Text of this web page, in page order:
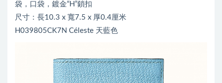
袋，口袋，鍍金“H”鎖扣
尺寸：長10.3 x 寬7.5 x 厚0.4厘米
H039805CK7N Céleste 天藍色